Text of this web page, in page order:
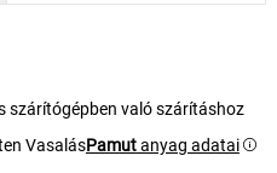
szárítógépben való szárításhoz
VasalásPamutanyag adatai